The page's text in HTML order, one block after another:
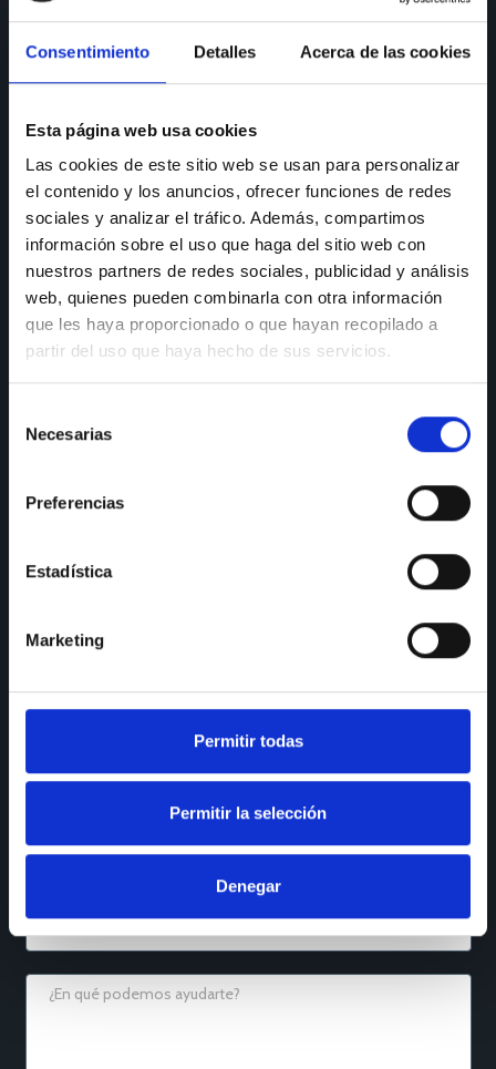
Consentimiento Detalles Acerca de las cookies
Esta página web usa cookies
Las cookies de este sitio web se usan para personalizar
el contenido y los anuncios, ofrecer funciones de redes
sociales y analizar el tráfico. Además, compartimos
información sobre el uso que haga del sitio web con
nuestros partners de redes sociales, publicidad y análisis
web, quienes pueden combinarla con otra información
que les haya proporcionado o que hayan recopilado a
partir del uso que haya hecho de sus servicios.
Necesarias
Preferencias
Estadística
Marketing
Permitir todas
Permitir la selección
Denegar
Teléfono de consulta:
91 606 42 43
Móvil: 636 59 60 42
E-mail:info@nectali.com
SHOWROOM
Timanfaya, 15, 17 y 19
28970 Humanes de Madrid
Sábados de:
SÍGUENOS
Instagram